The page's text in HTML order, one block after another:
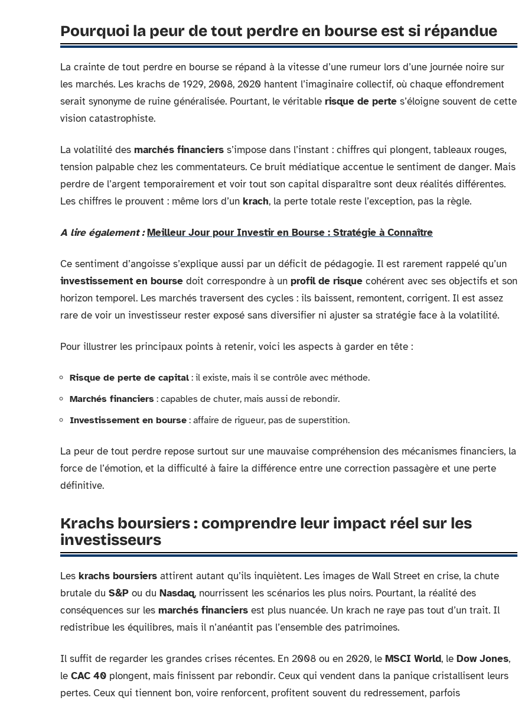
Pourquoi la peur de tout perdre en bourse est si répandue
La crainte de tout perdre en bourse se répand à la vitesse d’une rumeur lors d’une journée noire sur
les marchés. Les krachs de 1929, 2008, 2020 hantent l’imaginaire collectif, où chaque effondrement
serait synonyme de ruine généralisée. Pourtant, le véritable risque de perte s’éloigne souvent de cette
vision catastrophiste.
La volatilité des marchés financiers s’impose dans l’instant : chiffres qui plongent, tableaux rouges,
tension palpable chez les commentateurs. Ce bruit médiatique accentue le sentiment de danger. Mais
perdre de l’argent temporairement et voir tout son capital disparaître sont deux réalités différentes.
Les chiffres le prouvent : même lors d’un krach, la perte totale reste l’exception, pas la règle.
A lire également : Meilleur Jour pour Investir en Bourse : Stratégie à Connaître
Ce sentiment d’angoisse s’explique aussi par un déficit de pédagogie. Il est rarement rappelé qu’un
investissement en bourse doit correspondre à un profil de risque cohérent avec ses objectifs et son
horizon temporel. Les marchés traversent des cycles : ils baissent, remontent, corrigent. Il est assez
rare de voir un investisseur rester exposé sans diversifier ni ajuster sa stratégie face à la volatilité.
Pour illustrer les principaux points à retenir, voici les aspects à garder en tête :
Risque de perte de capital : il existe, mais il se contrôle avec méthode.
Marchés financiers : capables de chuter, mais aussi de rebondir.
Investissement en bourse : affaire de rigueur, pas de superstition.
La peur de tout perdre repose surtout sur une mauvaise compréhension des mécanismes financiers, la
force de l’émotion, et la difficulté à faire la différence entre une correction passagère et une perte
définitive.
Krachs boursiers : comprendre leur impact réel sur les
investisseurs
Les krachs boursiers attirent autant qu’ils inquiètent. Les images de Wall Street en crise, la chute
brutale du S&P ou du Nasdaq, nourrissent les scénarios les plus noirs. Pourtant, la réalité des
conséquences sur les marchés financiers est plus nuancée. Un krach ne raye pas tout d’un trait. Il
redistribue les équilibres, mais il n’anéantit pas l’ensemble des patrimoines.
Il suffit de regarder les grandes crises récentes. En 2008 ou en 2020, le MSCI World, le Dow Jones,
le CAC 40 plongent, mais finissent par rebondir. Ceux qui vendent dans la panique cristallisent leurs
pertes. Ceux qui tiennent bon, voire renforcent, profitent souvent du redressement, parfois